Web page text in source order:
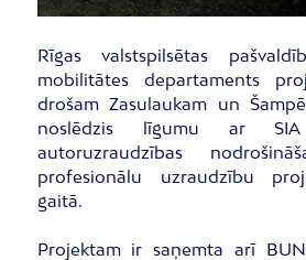
Rīgas valstspilsētas
mobilitātes departaments
drošam Zasulaukam un
noslēdzis līgumu ar SIA
autoruzraudzības
profesionālu uzraudzību
gaitā.
Projektam ir saņemta arī